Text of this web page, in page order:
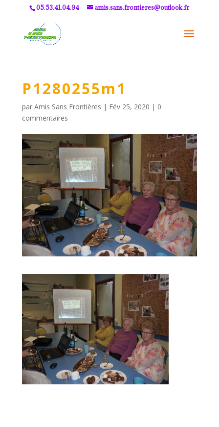
05.53.41.04.94 amis.sans.frontieres@outlook.fr
P1280255m1
par Amis Sans Frontières | Fév 25, 2020 | 0
commentaires